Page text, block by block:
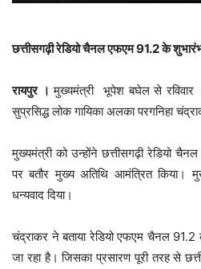
छत्तीसगढ़ी रेडियो चैनल एफएम 91.2 के
रायपुर । मुख्यमंत्री भूपेश बघेल से रविवार
सुप्रसिद्ध लोक गायिका अलका परगनिहा
मुख्यमंत्री को उन्होंने छत्तीसगढ़ी रेडियो
पर बतौर मुख्य अतिथि आमंत्रित किया।
धन्यवाद दिया।
चंद्राकर ने बताया रेडियो एफएम चैनल 91.2
जा रहा है। जिसका प्रसारण पूरी तरह से